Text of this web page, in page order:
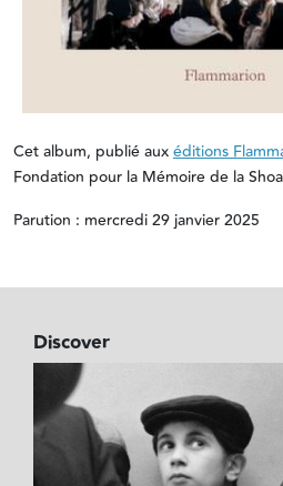
Cet album, publié auxéditions
Fondation pour la Mémoire de la
Parution : mercredi 29 janvier 2025
Discover